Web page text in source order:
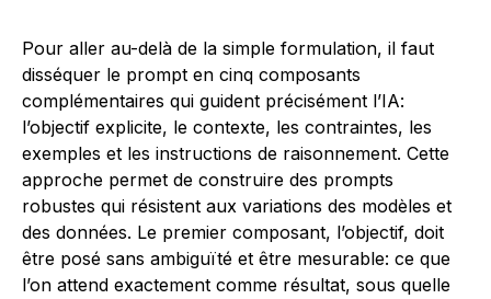
Pour aller au-delà de la simple formulation, il faut
disséquer le prompt en cinq composants
complémentaires qui guident précisément l’IA:
l’objectif explicite, le contexte, les contraintes, les
exemples et les instructions de raisonnement. Cette
approche permet de construire des prompts
robustes qui résistent aux variations des modèles et
des données. Le premier composant, l’objectif, doit
être posé sans ambiguïté et être mesurable: ce que
l’on attend exactement comme résultat, sous quelle